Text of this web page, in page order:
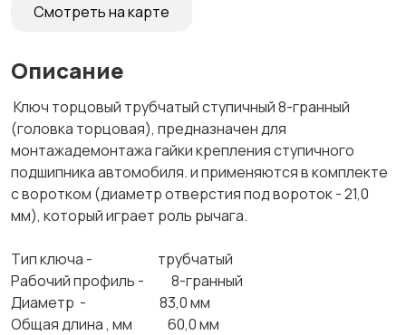
Смотреть на карте
Описание
Ключ торцовый трубчатый ступичный 8-гранный
(головка торцовая), предназначен для
монтажадемонтажа гайки крепления ступичного
подшипника автомобиля. и применяются в комплекте
с воротком (диаметр отверстия под вороток - 21,0
мм), который играет роль рычага.
Тип ключа - трубчатый
Рабочий профиль - 8-гранный
Диаметр - 83,0 мм
Общая длина , мм 60,0 мм